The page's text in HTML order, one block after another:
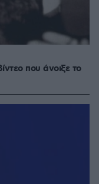
που άνοιξε το